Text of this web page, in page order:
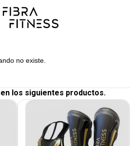
no existe.
los siguientes productos.